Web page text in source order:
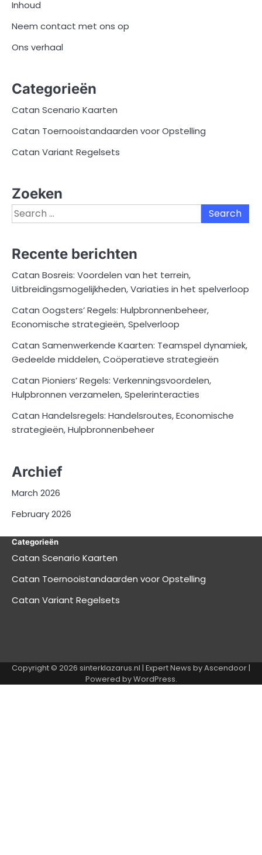
Inhoud
Neem contact met ons op
Ons verhaal
Categorieën
Catan Scenario Kaarten
Catan Toernooistandaarden voor Opstelling
Catan Variant Regelsets
Zoeken
Search
for:
Recente berichten
Catan Bosreis: Voordelen van het terrein,
Uitbreidingsmogelijkheden, Variaties in het spelverloop
Catan Oogsters’ Regels: Hulpbronnenbeheer,
Economische strategieën, Spelverloop
Catan Samenwerkende Kaarten: Teamspel dynamiek,
Gedeelde middelen, Coöperatieve strategieën
Catan Pioniers’ Regels: Verkenningsvoordelen,
Hulpbronnen verzamelen, Spelerinteracties
Catan Handelsregels: Handelsroutes, Economische
strategieën, Hulpbronnenbeheer
Archief
March 2026
February 2026
Categorieën
Catan Scenario Kaarten
Catan Toernooistandaarden voor Opstelling
Catan Variant Regelsets
Copyright © 2026 sinterklazarus.nl | Expert News byAscendoor|
Powered byWordPress.